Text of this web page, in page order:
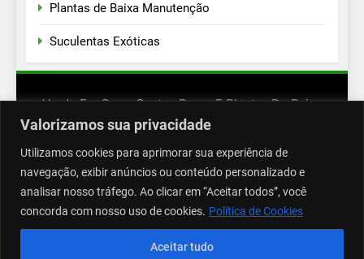
Valorizamos sua privacidade
Utilizamos cookies para aprimorar sua experiência de
navegação, exibir anúncios ou conteúdo personalizado e
analisar nosso tráfego. Ao clicar em “Aceitar todos”, você
concorda com nosso uso de cookies. Política de Cookies
Aceitar tudo
Plantas de Baixa Manutenção
Suculentas Exóticas
Verde Em Casa: Cactos Raros E Plantas De Baixa
Manutenção - 2026. Powered By
Início Suculentas Exóticas
Cactos Raros
Plantas De Baixa Manutenção
Dicas De Jardinagem Interna
Inspiração E Ideias
Cuidados Específicos
Contato
Política De Privacidade
TERMOS DE USO SOBRE